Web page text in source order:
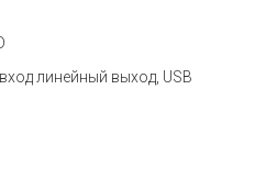
линейный выход, USB